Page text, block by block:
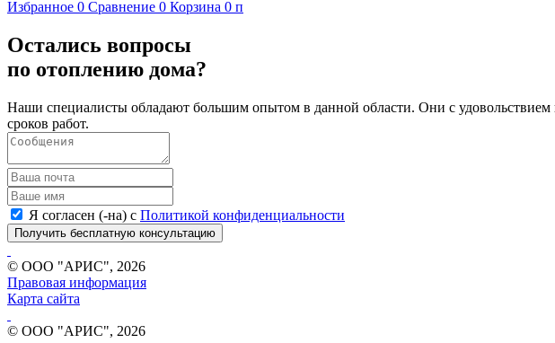
Избранное 0 Сравнение 0 Корзина 0 п
Остались вопросы
по отоплению дома?
Наши специалисты обладают большим опытом в данной области. Они с
сроков работ.
Я согласен (-на) с Политикой конфиденциальности
Получить бесплатную консультацию
© ООО "АРИС", 2026
Правовая информация
Карта сайта
© ООО "АРИС", 2026